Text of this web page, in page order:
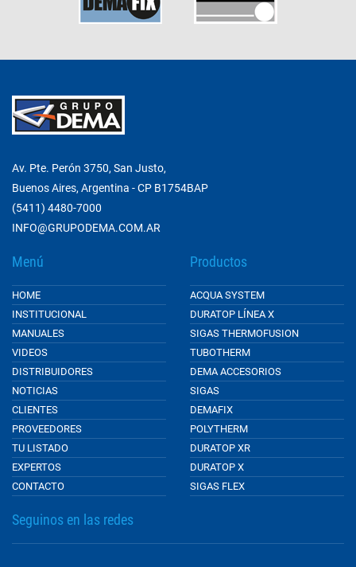
Av. Pte. Perón 3750, San Justo,
Buenos Aires, Argentina - CP B1754BAP
(5411) 4480-7000
INFO@GRUPODEMA.COM.AR
Menú
HOME
INSTITUCIONAL
MANUALES
VIDEOS
DISTRIBUIDORES
NOTICIAS
CLIENTES
PROVEEDORES
TU LISTADO
EXPERTOS
CONTACTO
Productos
ACQUA SYSTEM
DURATOP LÍNEA X
SIGAS THERMOFUSION
TUBOTHERM
DEMA ACCESORIOS
SIGAS
DEMAFIX
POLYTHERM
DURATOP XR
DURATOP X
SIGAS FLEX
Seguinos en las redes